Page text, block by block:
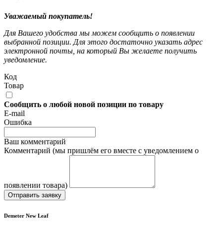
Уважаемый покупатель!
Для Вашего удобства мы можем сообщить о появлении
выбранной позиции. Для этого достаточно указать адрес
электронной почты, на который Вы желаете получить
уведомление.
Код
Товар
Сообщить о любой новой позиции по товару
E-mail
Ошибка
Ваш комментарий
Комментарий (мы пришлём его вместе с уведомлением о
появлении товара)
Отправить заявку
Demeter New Leaf